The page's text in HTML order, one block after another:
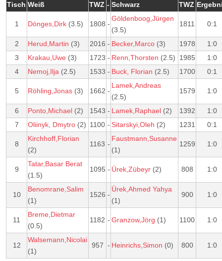
Tisch Weiß TWZ - Schwarz TWZ
1 Dönges,Dirk (3.5) 1808 -
Göldenboog,Jürgen
(3.5)
1811 0:1
2 Herud,Martin (3) 2016 - Becker,Marco (3) 1978
1:0
3
Krakau,Uwe (3) 1723 - Renn,Thorsten (2.5) 1985
1:0
4
Nemoj,Ilja (2.5) 1533 - Buck, Florian (2.5) 1700 0:1
5 Röhling,Jonas (3) 1662 -
Lamek,Andreas
(2.5)
1579 1:0
6 Ponto,Michael (2) 1543 - Lamek,Raphael (2) 1392
1:0
7
Oliinyk, Dmytro (2) 1100 - Sitarskyi,Oleh (2) 1231 0:1
8
Kirchhoff,Florian
(2)
1163 -
Faustmann,Susanne
(1)
1259 1:0
9
Tatar,Basar Berat
(1.5)
1095 - Ürek,Zübeyr (2) 808 1:0
10
Benomrane,Salim
(1)
1526 -
Ürek,Ahmed Yahya
(1)
900 1:0
11
Breme,Dietmar
(0.5)
1182 - Granzow,Jörg (1) 1100 1:0
12
Walsemann,Nicolai
(1)
957 - Heinrichs,Simon (0) 800 1:0